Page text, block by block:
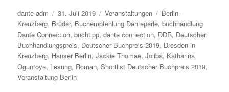
Autor
dante-adm
Veröffentlicht
am
31. Juli 2019 Kategorien
Veranstaltungen Schlagwörter
Berlin-
Kreuzberg, Brüder, Buchempfehlung Danteperle,buchhandlung
Dante Connection,buchtipp,dante connection, DDR, Deutscher
Buchhandlungspreis, Deutscher Buchpreis 2019, Dresden in
Kreuzberg, Hanser Berlin,Jackie Thomae,Joliba, Katharina
Oguntoye, Lesung, Roman,Shortlist Deutscher Buchpreis 2019,
Veranstaltung Berlin